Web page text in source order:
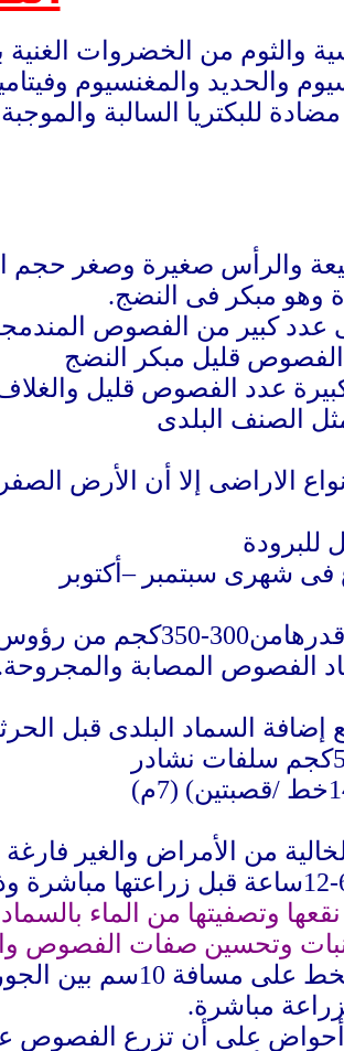
والثوم من الخضروات الغنية
والحديد والمغنسيوم وف
للبكتريا السالبة
رفيعة والرأس صغيرة وصغر
كبير من الفصوص
قليل مبكر النضج
عدد الفصوص قليل
الصنف البلدى
الاراضى إلا أن الأرض
للبرودة
فى شهرى سبتمبر –أكتوبر
الفصوص الكبيرة عند
الفصوص المصابة والمجروحة
من الأمراض والغير
وتصفيتها من الماء
وتحسين صفات الفصوص
وتزرع الفصوص على
مباشرة.